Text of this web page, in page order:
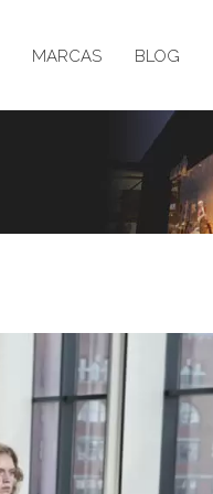
MARCAS BLOG